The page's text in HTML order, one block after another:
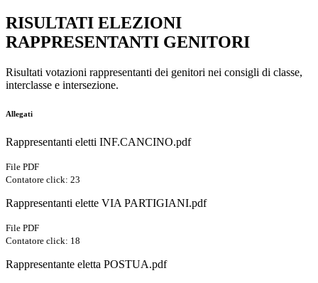
RISULTATI ELEZIONI
RAPPRESENTANTI GENITORI
Risultati votazioni rappresentanti dei genitori nei consigli di classe,
interclasse e intersezione.
Allegati
Rappresentanti eletti INF.CANCINO.pdf
File PDF
Contatore click: 23
Rappresentanti elette VIA PARTIGIANI.pdf
File PDF
Contatore click: 18
Rappresentante eletta POSTUA.pdf